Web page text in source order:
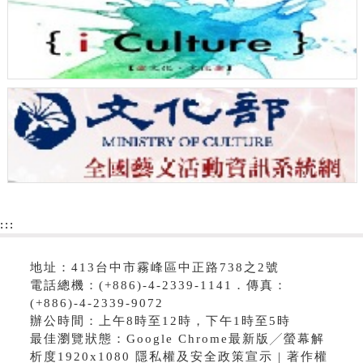
:::
地址：413台中市霧峰區中正路738之2號
電話總機：(+886)-4-2339-1141．傳真：
(+886)-4-2339-9072
辦公時間：上午8時至12時，下午1時至5時
最佳瀏覽狀態：Google Chrome最新版╱螢幕解
析度1920x1080 隱私權及安全政策宣示 | 著作權